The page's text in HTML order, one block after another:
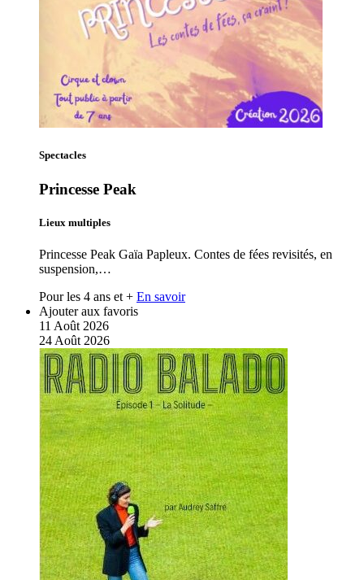
Spectacles
Princesse Peak
Lieux multiples
Princesse Peak Gaïa Papleux. Contes de fées revisités, en
suspension,…
Pour les 4 ans et + En savoir
Ajouter aux favoris
11 Août 2026
24 Août 2026